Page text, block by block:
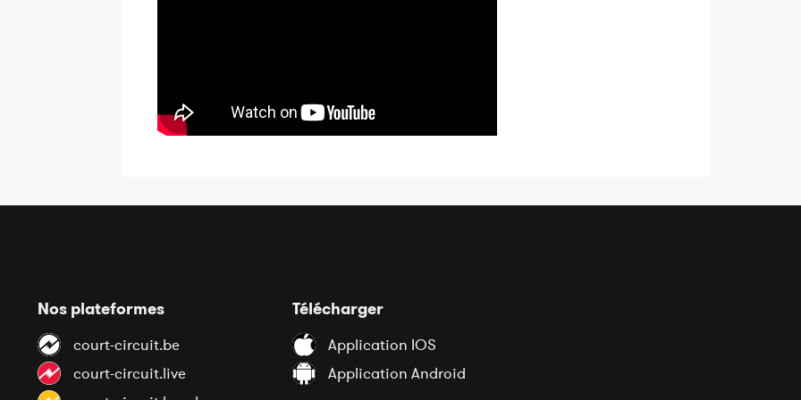
Nos plateformes
court-circuit.be
court-circuit.live
Télécharger
Application IOS
Application Android